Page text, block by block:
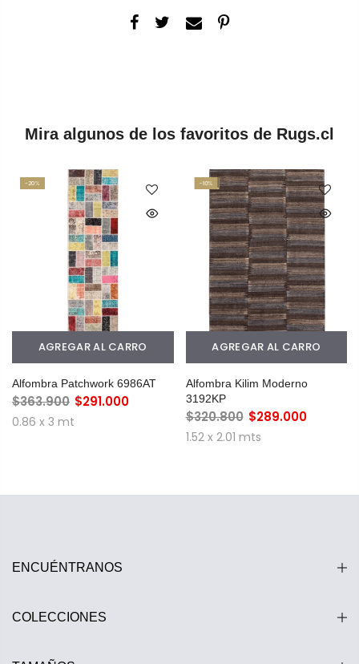
Mira algunos de los favoritos de Rugs.cl
-20%
AGREGAR AL CARRO
Alfombra Patchwork 6986AT
$363.900 $291.000
0.86 x 3 mt
-10%
AGREGAR AL CARRO
Alfombra Kilim Moderno
3192KP
$320.800 $289.000
1.52 x 2.01 mts
ENCUÉNTRANOS
COLECCIONES